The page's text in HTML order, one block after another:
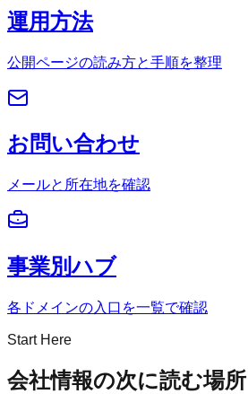
運用方法
公開ページの読み方と手順を整理
お問い合わせ
メールと所在地を確認
事業別ハブ
各ドメインの入口を一覧で確認
Start Here
会社情報の次に読む場所